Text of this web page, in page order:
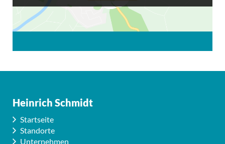
Heinrich Schmidt
Startseite
Standorte
Unternehmen